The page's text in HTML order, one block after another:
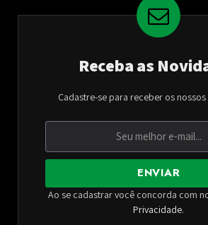
Receba as
Cadastre-se para receber os
ENVIAR
Ao se cadastrar você concorda com
Privacidade.